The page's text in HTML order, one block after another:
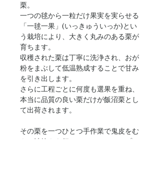
栗。
一つの毬から一粒だけ果実を実らせる
「一毬一果」(いっきゅういっか)とい
う栽培により、大きく丸みのある栗が
育ちます。
収穫された栗は丁寧に洗浄され、おが
粉をまぶして低温熟成することで甘み
を引き出します。
さらに工程ごとに何度も選果を重ね、
本当に品質の良い栗だけが飯沼栗とし
て出荷されます。
その栗を一つひとつ手作業で鬼皮をむ
き、渋抜きを行い、バニラシロップで